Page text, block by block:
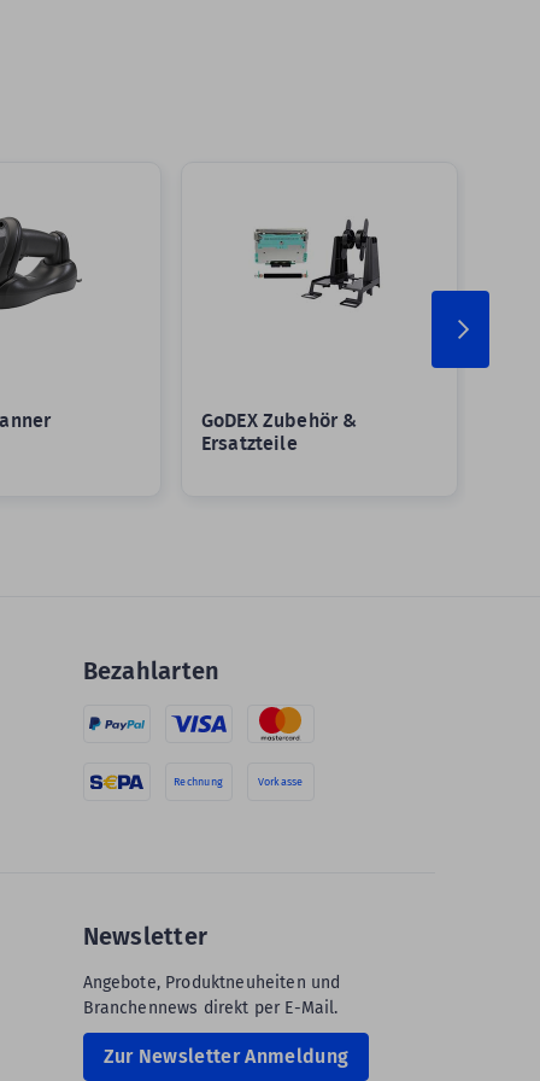
GoDEX Zubehör &
Ersatzteile
Bezahlarten
Rechnung Vorkasse
Newsletter
Angebote, Produktneuheiten und
Branchennews direkt per E-Mail.
Zur Newsletter Anmeldung